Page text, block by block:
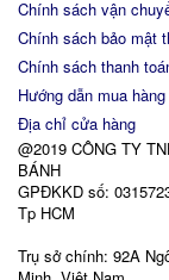
Chính sách vận
Chính sách bảo mật
Chính sách thanh
Hướng dẫn mua hàng
Địa chỉ cửa hàng
@2019 CÔNG TY
BÁNH
GPĐKKD số:
Tp HCM
Trụ sở chính: 92A